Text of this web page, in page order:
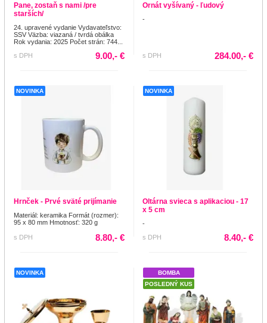
Pane, zostaň s nami /pre
starších/
24. upravené vydanie Vydavateľstvo:
SSV Väzba: viazaná / tvrdá obálka
Rok vydania: 2025 Počet strán: 744...
s DPH
9.00,- €
Ornát vyšívaný - ľudový
-
s DPH 284.00,- €
NOVINKA
Hrnček - Prvé sväté prijímanie
Materiál: keramika Formát (rozmer):
95 x 80 mm Hmotnosť: 320 g
s DPH 8.80,- €
NOVINKA
Oltárna svieca s aplikaciou - 17
x 5 cm
-
s DPH
8.40,- €
NOVINKA
BOMBA
POSLEDNÝ KUS